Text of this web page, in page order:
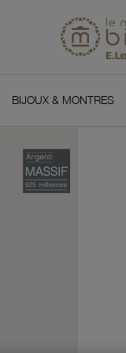
BIJOUX & MONTRES